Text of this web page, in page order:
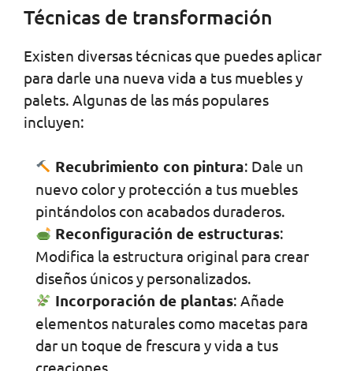
Técnicas de transformación
Existen diversas técnicas que puedes aplicar
para darle una nueva vida a tus muebles y
palets. Algunas de las más populares
incluyen:
Recubrimiento con pintura: Dale un
nuevo color y protección a tus muebles
pintándolos con acabados duraderos.
Reconfiguración de estructuras:
Modifica la estructura original para crear
diseños únicos y personalizados.
Incorporación de plantas: Añade
elementos naturales como macetas para
dar un toque de frescura y vida a tus